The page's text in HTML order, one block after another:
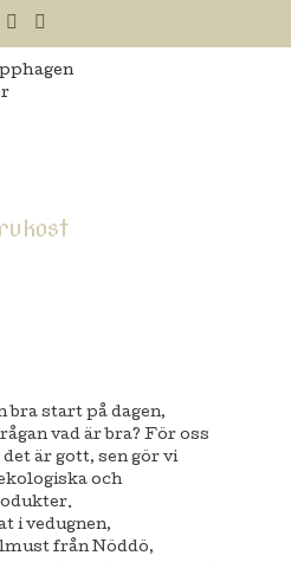
bra start på dagen,
vad är bra? För oss
är gott, sen gör vi
och
i vedugnen,
från Nöddö,